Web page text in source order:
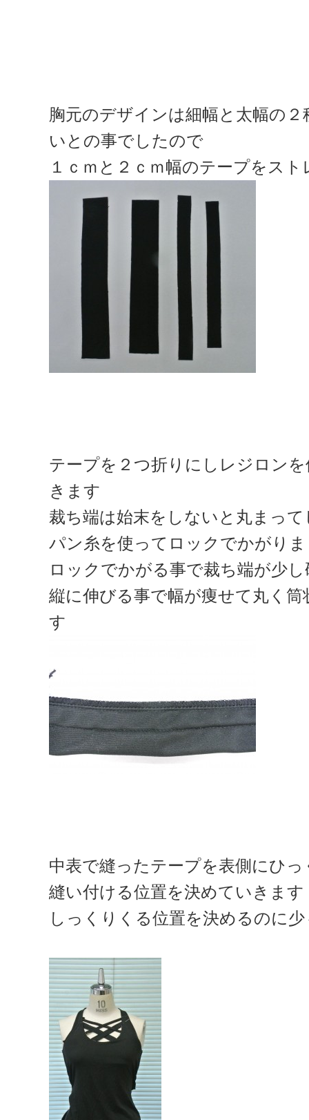
胸元のデザインは細幅と太幅の
いとの事でしたので
１ｃｍと２ｃｍ幅のテープをス
テープを２つ折りにしレジロン
きます
裁ち端は始末をしないと丸まっ
パン糸を使ってロックでかがり
ロックでかがる事で裁ち端が少
縦に伸びる事で幅が痩せて丸く
す
中表で縫ったテープを表側にひ
縫い付ける位置を決めていきます
しっくりくる位置を決めるのに